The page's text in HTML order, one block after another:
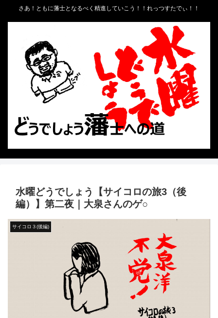
さあ！ともに藩士となるべく精進していこう！！れっつすたでぃ！！
水曜どうでしょう【サイコロの旅3（後
編）】第二夜｜大泉さんのゲ○
サイコロ３(後編)